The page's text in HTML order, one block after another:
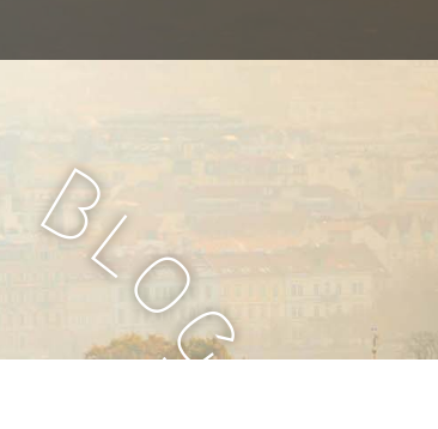
B
l
o
g